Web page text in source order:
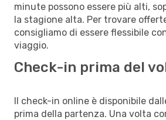
minute possono essere più alti,
la stagione alta. Per trovare
consigliamo di essere flessibile
viaggio.
Check-in prima del
Il check-in online è disponibile
prima della partenza. Una volta